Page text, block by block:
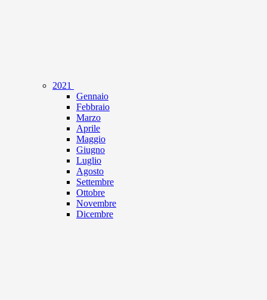
2021
Gennaio
Febbraio
Marzo
Aprile
Maggio
Giugno
Luglio
Agosto
Settembre
Ottobre
Novembre
Dicembre